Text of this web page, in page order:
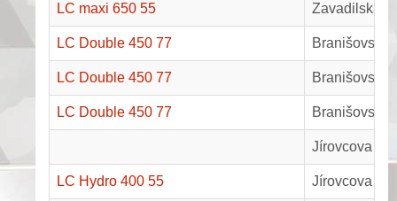
LC maxi 650 55 Zavadilská
LC Double 450 77 Branišovská
LC Double 450 77 Branišovská
LC Double 450 77 Branišovská
Jírovcova
LC Hydro 400 55 Jírovcova